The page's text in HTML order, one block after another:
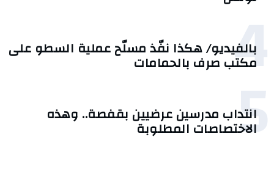
4
بالفيديو/ هكذا نفّذ مسلّح عملية السطو على
مكتب صرف بالحمامات
5
انتداب مدرسين عرضيين بقفصة.. وهذه
الاختصاصات المطلوبة